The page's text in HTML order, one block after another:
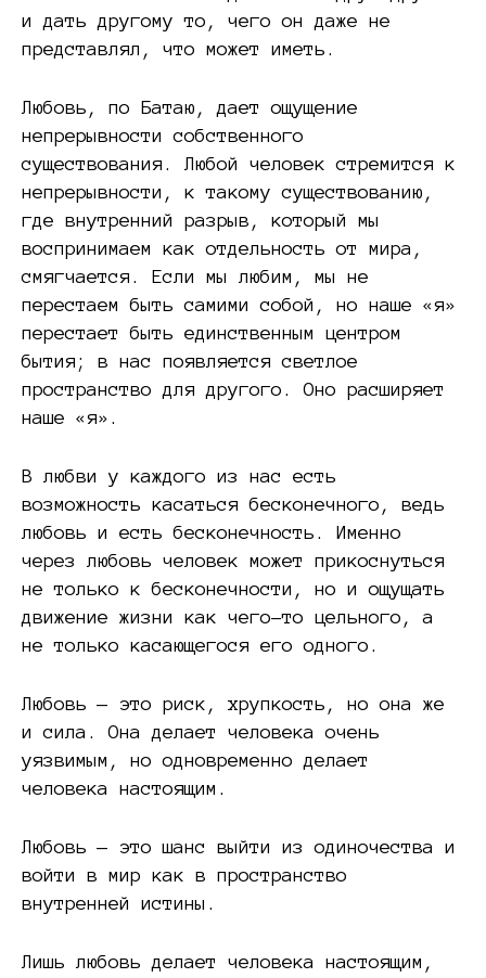
и дать другому то, чего он даже не
представлял, что может иметь.
Любовь, по Батаю, дает ощущение
непрерывности собственного
существования. Любой человек стремится к
непрерывности, к такому существованию,
где внутренний разрыв, который мы
воспринимаем как отдельность от мира,
смягчается. Если мы любим, мы не
перестаем быть самими собой, но наше «я»
перестает быть единственным центром
бытия; в нас появляется светлое
пространство для другого. Оно расширяет
наше «я».
В любви у каждого из нас есть
возможность касаться бесконечного, ведь
любовь и есть бесконечность. Именно
через любовь человек может прикоснуться
не только к бесконечности, но и ощущать
движение жизни как чего-то цельного, а
не только касающегося его одного.
Любовь — это риск, хрупкость, но она же
и сила. Она делает человека очень
уязвимым, но одновременно делает
человека настоящим.
Любовь — это шанс выйти из одиночества и
войти в мир как в пространство
внутренней истины.
Лишь любовь делает человека настоящим,